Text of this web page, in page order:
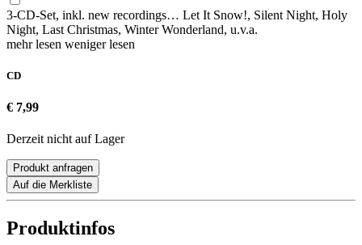
3-CD-Set, inkl. new recordings… Let It Snow!, Silent Night, Holy
Night, Last Christmas, Winter Wonderland, u.v.a.
mehr lesen weniger lesen
CD
€ 7,99
Derzeit nicht auf Lager
Produkt anfragen
Auf die Merkliste
Produktinfos